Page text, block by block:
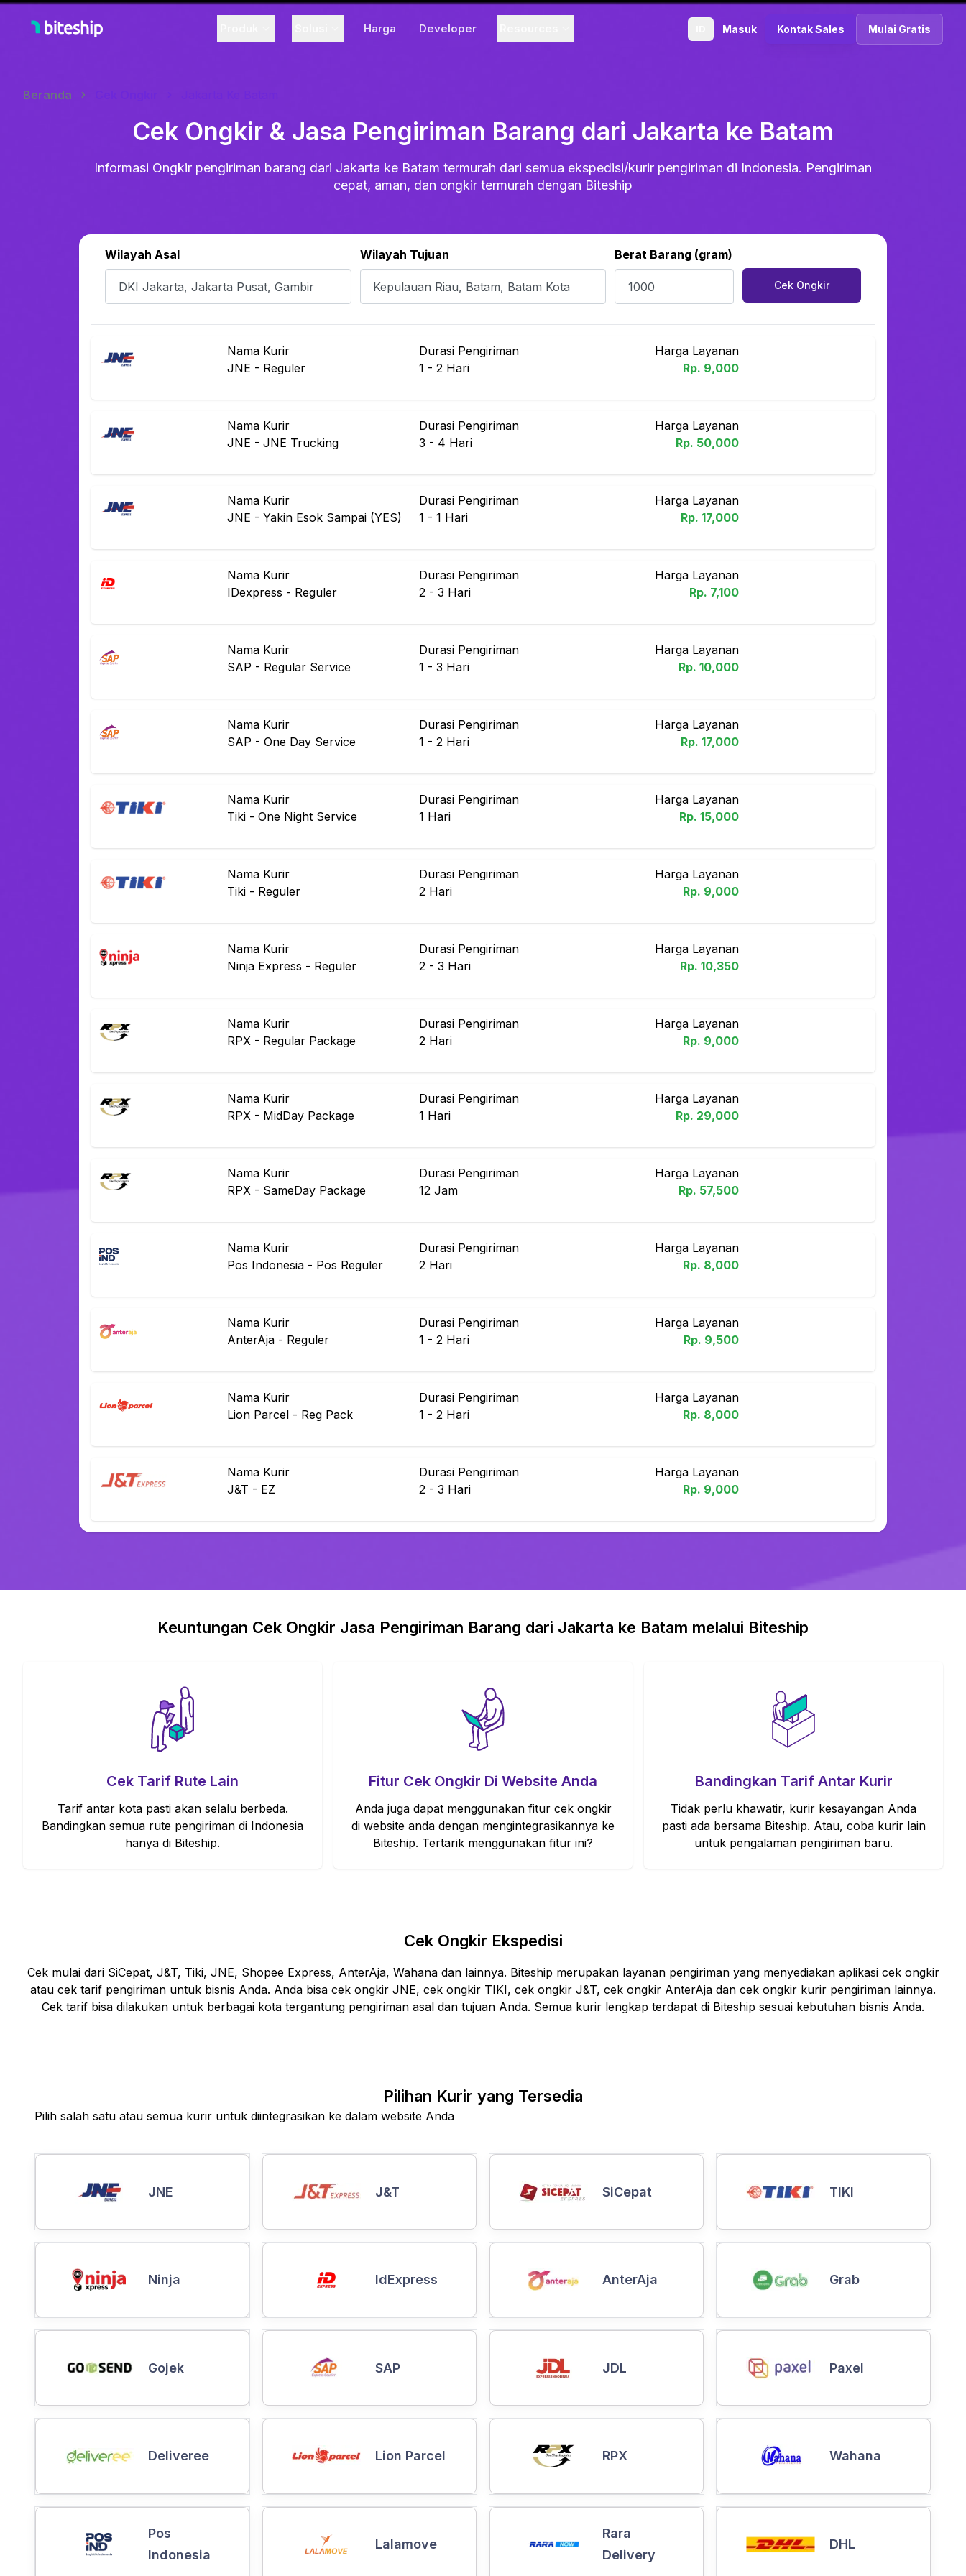
Harga Developer Masuk Kontak Sales Mulai Gratis
Beranda
Cek Ongkir & Jasa Pengiriman Barang dari Jakarta ke Batam
Informasi Ongkir pengiriman barang dari Jakarta ke Batam termurah dari semua ekspedisi/kurir pengiriman di Indonesia. Pengiriman
cepat, aman, dan ongkir termurah dengan Biteship
Wilayah Asal Wilayah Tujuan Berat Barang (gram)
Cek Ongkir
Nama Kurir
JNE - Reguler
Durasi Pengiriman
1 - 2 Hari
Harga Layanan
Rp. 9,000
Nama Kurir
JNE - JNE Trucking
Durasi Pengiriman
3 - 4 Hari
Harga Layanan
Rp. 50,000
Nama Kurir
JNE - Yakin Esok Sampai (YES)
Durasi Pengiriman
1 - 1 Hari
Harga Layanan
Rp. 17,000
Nama Kurir
IDexpress - Reguler
Durasi Pengiriman
2 - 3 Hari
Harga Layanan
Rp. 7,100
Nama Kurir
SAP - Regular Service
Durasi Pengiriman
1 - 3 Hari
Harga Layanan
Rp. 10,000
Nama Kurir
SAP - One Day Service
Durasi Pengiriman
1 - 2 Hari
Harga Layanan
Rp. 17,000
Nama Kurir
Tiki - One Night Service
Durasi Pengiriman
1 Hari
Harga Layanan
Rp. 15,000
Nama Kurir
Tiki - Reguler
Durasi Pengiriman
2 Hari
Harga Layanan
Rp. 9,000
Nama Kurir
Ninja Express - Reguler
Durasi Pengiriman
2 - 3 Hari
Harga Layanan
Rp. 10,350
Nama Kurir
RPX - Regular Package
Durasi Pengiriman
2 Hari
Harga Layanan
Rp. 9,000
Nama Kurir
RPX - MidDay Package
Durasi Pengiriman
1 Hari
Harga Layanan
Rp. 29,000
Nama Kurir
RPX - SameDay Package
Durasi Pengiriman
12 Jam
Harga Layanan
Rp. 57,500
Nama Kurir
Pos Indonesia - Pos Reguler
Durasi Pengiriman
2 Hari
Harga Layanan
Rp. 8,000
Nama Kurir
AnterAja - Reguler
Durasi Pengiriman
1 - 2 Hari
Harga Layanan
Rp. 9,500
Nama Kurir
Lion Parcel - Reg Pack
Durasi Pengiriman
1 - 2 Hari
Harga Layanan
Rp. 8,000
Nama Kurir
J&T - EZ
Durasi Pengiriman
2 - 3 Hari
Harga Layanan
Rp. 9,000
Keuntungan Cek Ongkir Jasa Pengiriman Barang dari Jakarta ke Batam melalui Biteship
Cek Tarif Rute Lain
Tarif antar kota pasti akan selalu berbeda.
Bandingkan semua rute pengiriman di Indonesia
hanya di Biteship.
Fitur Cek Ongkir Di Website Anda
Anda juga dapat menggunakan fitur cek ongkir
di website anda dengan mengintegrasikannya ke
Biteship. Tertarik menggunakan fitur ini?
Bandingkan Tarif Antar Kurir
Tidak perlu khawatir, kurir kesayangan Anda
pasti ada bersama Biteship. Atau, coba kurir lain
untuk pengalaman pengiriman baru.
Cek Ongkir Ekspedisi
Cek mulai dari SiCepat, J&T, Tiki, JNE, Shopee Express, AnterAja, Wahana dan lainnya. Biteship merupakan layanan pengiriman yang menyediakan aplikasi cek ongkir
atau cek tarif pengiriman untuk bisnis Anda. Anda bisa cek ongkir JNE, cek ongkir TIKI, cek ongkir J&T, cek ongkir AnterAja dan cek ongkir kurir pengiriman lainnya.
Cek tarif bisa dilakukan untuk berbagai kota tergantung pengiriman asal dan tujuan Anda. Semua kurir lengkap terdapat di Biteship sesuai kebutuhan bisnis Anda.
Pilihan Kurir yang Tersedia
Pilih salah satu atau semua kurir untuk diintegrasikan ke dalam website Anda
JNE J&T SiCepat TIKI
Ninja IdExpress AnterAja Grab
Gojek SAP JDL Paxel
Deliveree Lion Parcel RPX Wahana
Pos
Indonesia
Lalamove
Rara
Delivery
DHL